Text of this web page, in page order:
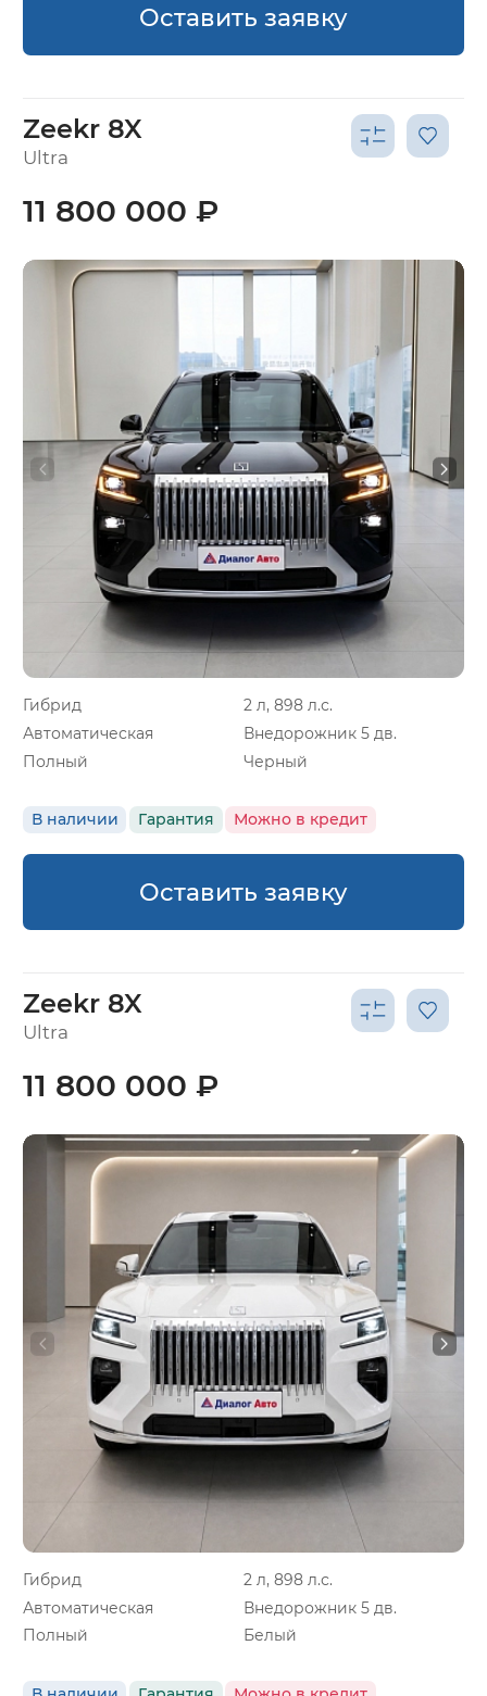
Оставить заявку
Zeekr 8X
Ultra
Гибрид
2 л, 898 л.с.
Автоматическая
Внедорожник 5 дв.
Полный
Черный
В наличии Гарантия Можно в кредит
11 800 000 ₽
Оставить заявку
Zeekr 8X
Ultra
Гибрид
2 л, 898 л.с.
Автоматическая
Внедорожник 5 дв.
Полный
Белый
11 800 000 ₽